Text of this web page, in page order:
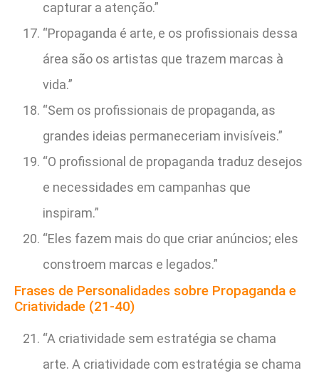
capturar a atenção.”
“Propaganda é arte, e os profissionais dessa
área são os artistas que trazem marcas à
vida.”
“Sem os profissionais de propaganda, as
grandes ideias permaneceriam invisíveis.”
“O profissional de propaganda traduz desejos
e necessidades em campanhas que
inspiram.”
“Eles fazem mais do que criar anúncios; eles
constroem marcas e legados.”
Frases de Personalidades sobre Propaganda e
Criatividade (21-40)
“A criatividade sem estratégia se chama
arte. A criatividade com estratégia se chama